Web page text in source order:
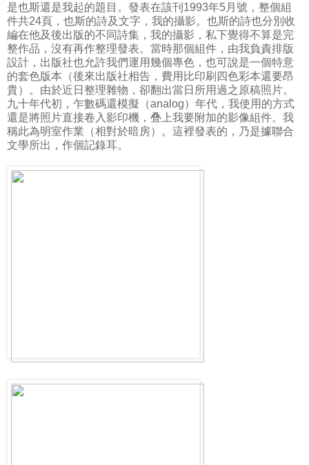
是也斯還是我起的題目。發表在該刊1993年5月號，整個組
件共24頁，也斯的詩及文字，我的攝影。也斯的詩也分別收
編在他及後出版的不同詩集，我的攝影，私下覺得不算是完
整作品，沒有再作整理發表。當時那個組件，由我負責排版
設計，出版社也允許我們運用幾個專色，也可說是一個特意
的套色版本（後來出版社相告，費用比印刷四色彩本還要昂
貴）。由於近日整理雜物，卻翻出當日所用過之原稿照片。
九十年代初，乍數碼還模擬（analog）年代，我使用的方式
還是將照片直接卷入影印機，叠上我要附加的影像組件。我
稱此為明室作業（相對於暗房）。這裡發表的，乃是據聯合
文學所出，作個記錄耳。